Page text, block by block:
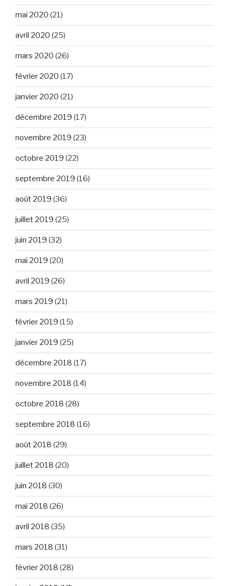
mai 2020 (21)
avril 2020 (25)
mars 2020 (26)
février 2020 (17)
janvier 2020 (21)
décembre 2019 (17)
novembre 2019 (23)
octobre 2019 (22)
septembre 2019 (16)
août 2019 (36)
juillet 2019 (25)
juin 2019 (32)
mai 2019 (20)
avril 2019 (26)
mars 2019 (21)
février 2019 (15)
janvier 2019 (25)
décembre 2018 (17)
novembre 2018 (14)
octobre 2018 (28)
septembre 2018 (16)
août 2018 (29)
juillet 2018 (20)
juin 2018 (30)
mai 2018 (26)
avril 2018 (35)
mars 2018 (31)
février 2018 (28)